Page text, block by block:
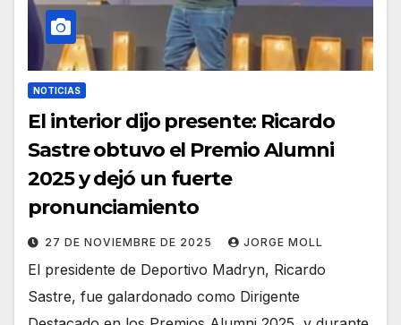
NOTICIAS
El interior dijo presente: Ricardo
Sastre obtuvo el Premio Alumni
2025 y dejó un fuerte
pronunciamiento
27 DE NOVIEMBRE DE 2025 JORGE MOLL
El presidente de Deportivo Madryn, Ricardo
Sastre, fue galardonado como Dirigente